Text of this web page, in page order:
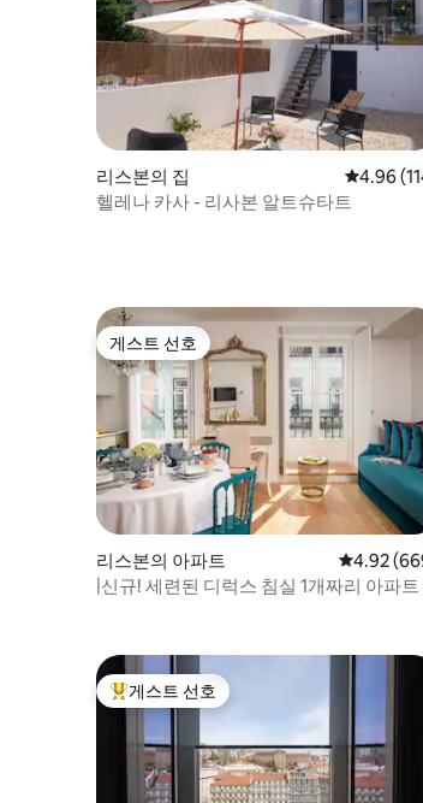
리스본의 집 평점 4.96
4.96
헬레나 카사 - 리사본 알트슈타트
게스트 선호
게스트 선호
리스본의 아파트 평점 4.92
4.92
|신규! 세련된 디럭스 침실 1개짜리 아파트
상위 게스트 선호
게스트 선호